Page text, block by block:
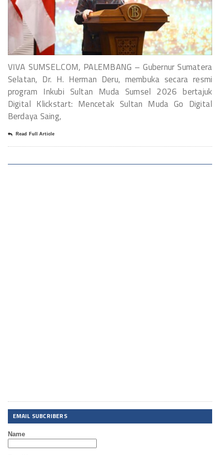
VIVA SUMSEL.COM, PALEMBANG – Gubernur Sumatera
Selatan, Dr. H. Herman Deru, membuka secara resmi
program Inkubi Sultan Muda Sumsel 2026 bertajuk
Digital Klickstart: Mencetak Sultan Muda Go Digital
Berdaya Saing,
Read Full Article
EMAIL SUBCRIBERS
Name